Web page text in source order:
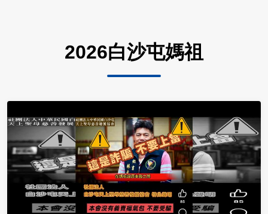
2026白沙屯媽祖